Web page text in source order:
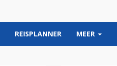
REISPLANNER MEER